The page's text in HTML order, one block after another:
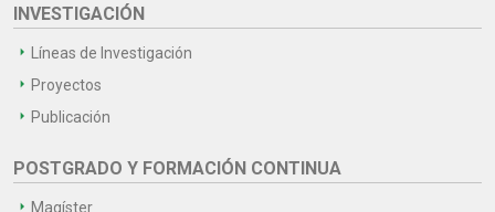
INVESTIGACIÓN
Líneas de Investigación
Proyectos
Publicación
POSTGRADO Y FORMACIÓN CONTINUA
Magíster